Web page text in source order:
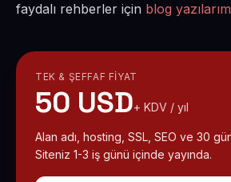
faydalı rehberler için blog
TEK & ŞEFFAF FIYAT
50 USD+ KDV / yıl
Alan adı, hosting, SSL, SEO ve 30
Siteniz 1-3 iş günü içinde yayında.